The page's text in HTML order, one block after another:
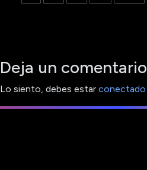
Deja un comentario
Lo siento, debes estar conectado